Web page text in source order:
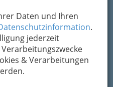
Daten und Ihren
.
jederzeit
& Verarbeitungen